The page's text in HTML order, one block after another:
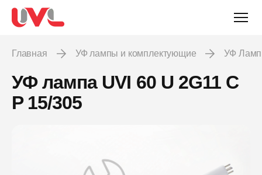
Главная УФ лампы и комплектующие УФ
УФ лампа UVI 60 U 2G11 C
P 15/305